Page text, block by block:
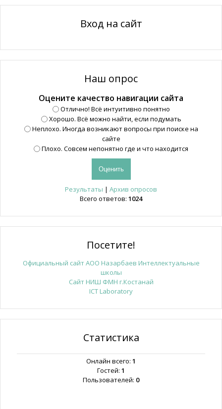
Вход на сайт
Наш опрос
Оцените качество навигации сайта
Отлично! Всё интуитивно понятно
Хорошо. Всё можно найти, если подумать
Неплохо. Иногда возникают вопросы при поиске на
сайте
Плохо. Совсем непонятно где и что находится
Результаты | Архив опросов
Всего ответов: 1024
Посетите!
Официальный сайт АОО Назарбаев Интеллектуальные
школы
Сайт НИШ ФМН г.Костанай
ICT Laboratory
Статистика
Онлайн всего: 1
Гостей: 1
Пользователей: 0